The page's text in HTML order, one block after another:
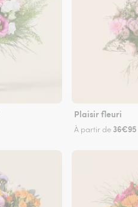
Plaisir fleuri
À partir de 36€95